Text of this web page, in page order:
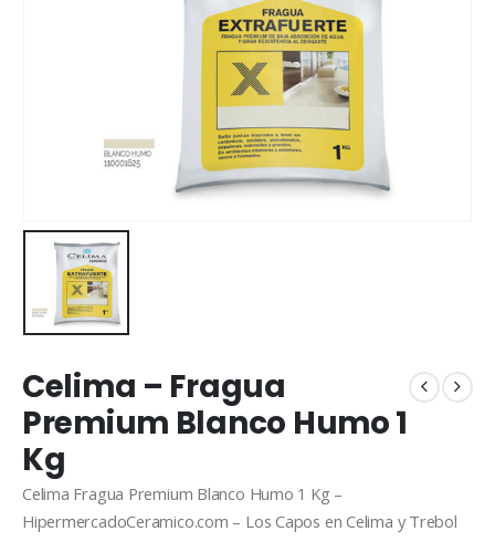
Celima – Fragua
Premium Blanco Humo 1
Kg
Celima Fragua Premium Blanco Humo 1 Kg –
HipermercadoCeramico.com – Los Capos en Celima y Trebol